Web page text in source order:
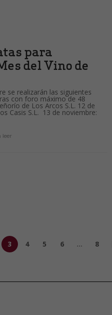
para
del Vino de
se realizarán las siguientes
con foro máximo de 48
de Los Arcos S.L. 12 de
Casis S.L. 13 de noviembre:
leer
3 4 5 6 … 8